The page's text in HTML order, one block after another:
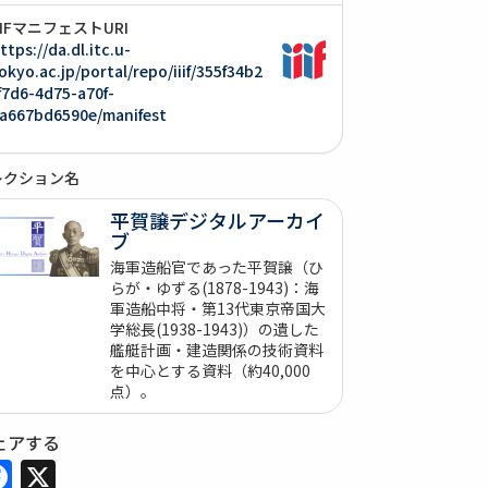
マニフェストURI
da.dl.itc.u-
portal/repo/iiif/355f34b2
4d75-a70f-
manifest
ション名
平賀譲デジタルアーカイ
ブ
海軍造船官であった平賀譲（ひ
らが・ゆずる(1878-1943)：海
軍造船中将・第13代東京帝国大
学総長(1938-1943)）の遺した
艦艇計画・建造関係の技術資料
を中心とする資料（約40,000
点）。
アする
Facebook
X